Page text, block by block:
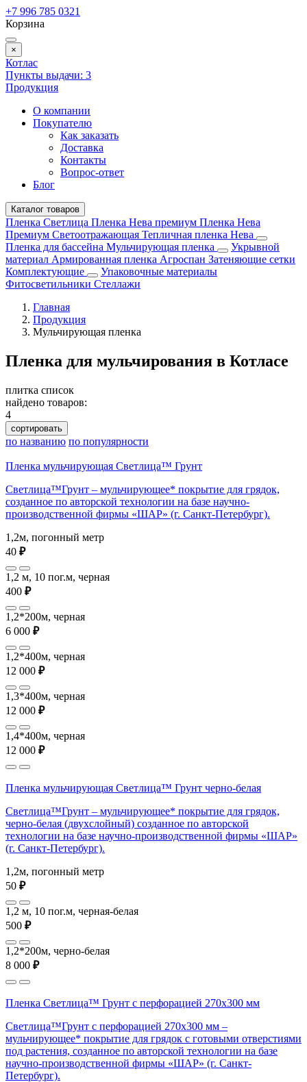
+7 996 785 0321
Корзина
×
Котлас
Пункты выдачи: 3
Продукция
О компании
Покупателю
Как заказать
Доставка
Контакты
Вопрос-ответ
Блог
Каталог товаров
Пленка Светлица Пленка Нева премиум Пленка Нева
Премиум Светоотражающая Тепличная пленка Нева
Пленка для бассейна Мульчирующая пленка
Укрывной
материал Армированная пленка Агроспан Затеняющие сетки
Комплектующие
Упаковочные материалы
Фитосветильники Стеллажи
Главная
Продукция
Мульчирующая пленка
Пленка для мульчирования в Котласе
плитка список
найдено товаров:
4
сортировать
по названию по популярности
Пленка мульчирующая Светлица™ Грунт
Светлица™Грунт – мульчирующее* покрытие для грядок,
созданное по авторской технологии на базе научно-
производственной фирмы «ШАР» (г. Санкт-Петербург).
1,2м, погонный метр
40 ₽
1,2 м, 10 пог.м, черная
400 ₽
1,2*200м, черная
6 000 ₽
1,2*400м, черная
12 000 ₽
1,3*400м, черная
12 000 ₽
1,4*400м, черная
12 000 ₽
Пленка мульчирующая Светлица™ Грунт черно-белая
Светлица™Грунт – мульчирующее* покрытие для грядок,
черно-белая (двухслойный) созданное по авторской
технологии на базе научно-производственной фирмы «ШАР»
(г. Санкт-Петербург).
1,2м, погонный метр
50 ₽
1,2 м, 10 пог.м, черная-белая
500 ₽
1,2*200м, черно-белая
8 000 ₽
Пленка Светлица™ Грунт с перфорацией 270х300 мм
Светлица™Грунт с перфорацией 270х300 мм –
мульчирующее* покрытие для грядок с готовыми отверстиями
под растения, созданное по авторской технологии на базе
научно-производственной фирмы «ШАР» (г. Санкт-
Петербург).